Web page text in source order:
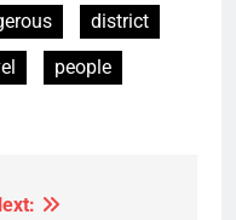
district
people